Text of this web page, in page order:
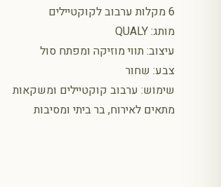
6 מקלות ערבוב לקוקטיילים
מותג: QUALY
עיצוב: תווי מוזיקה ומפתח סול
צבע: שחור
שימוש: ערבוב קוקטיילים ומשקאות
מתאים לאירוח, בר ביתי ומסיבות